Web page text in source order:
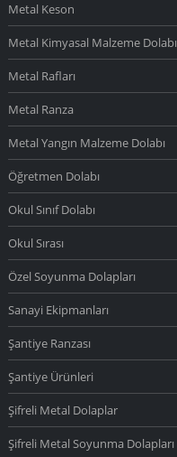
Metal Keson
Metal Kimyasal Malzeme Dolabı
Metal Rafları
Metal Ranza
Metal Yangın Malzeme Dolabı
Öğretmen Dolabı
Okul Sınıf Dolabı
Okul Sırası
Özel Soyunma Dolapları
Sanayi Ekipmanları
Şantiye Ranzası
Şantiye Ürünleri
Şifreli Metal Dolaplar
Şifreli Metal Soyunma Dolapları